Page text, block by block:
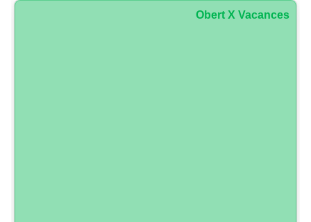
Obert X Vacances